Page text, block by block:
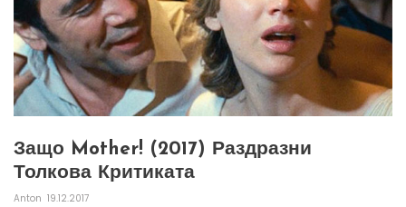
Защо Mother! (2017) Раздразни
Толкова Критиката
Anton 19.12.2017